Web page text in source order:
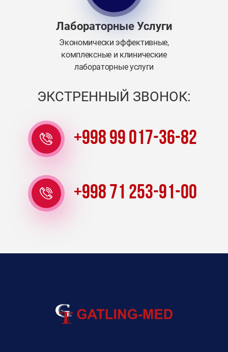
Лабораторные Услуги
Экономически эффективные,
комплексные и клинические
лабораторные услуги
ЭКСТРЕННЫЙ ЗВОНОК:
+998 99 017-36-82
+998 71 253-91-00